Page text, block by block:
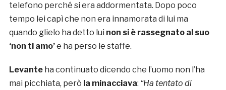
telefono perché si era addormentata. Dopo poco
tempo lei capì che non era innamorata di lui ma
quando glielo ha detto lui non si è rassegnato al suo
‘non ti amo’e ha perso le staffe.
Levante ha continuato dicendo che l’uomo non l’ha
mai picchiata, però la minacciava: “Ha tentato di